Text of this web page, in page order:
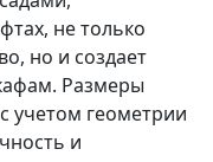
не только
но и создает
Размеры
геометрии
и